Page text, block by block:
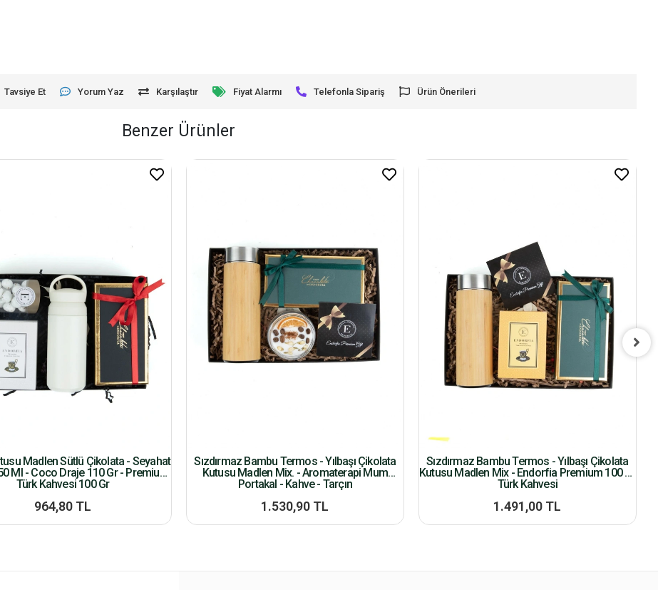
Tavsiye Et Yorum Yaz Karşılaştır Fiyat Alarmı Telefonla Sipariş Ürün Önerileri
Benzer Ürünler
Madlen Sütlü Çikolata - Seyahat
Ml - Coco Draje 110 Gr - Premium
Türk Kahvesi 100 Gr
964,80 TL
Sızdırmaz Bambu Termos - Yılbaşı Çikolata
Kutusu Madlen Mix. - Aromaterapi Mum
Portakal - Kahve - Tarçın
1.530,90 TL
Sızdırmaz Bambu Termos - Yılbaşı Çikolata
Kutusu Madlen Mix - Endorfia Premium 100 Gr
Türk Kahvesi
1.491,00 TL